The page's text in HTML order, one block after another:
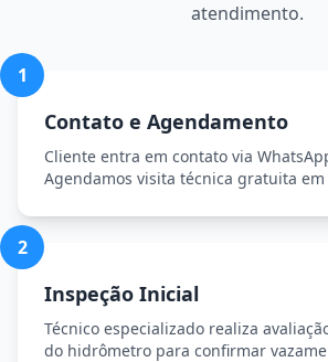
atendimento.
1
Contato e Agendamento
Cliente entra em contato via
Agendamos visita técnica gratuita
2
Inspeção Inicial
Técnico especializado realiza
do hidrômetro para confirmar